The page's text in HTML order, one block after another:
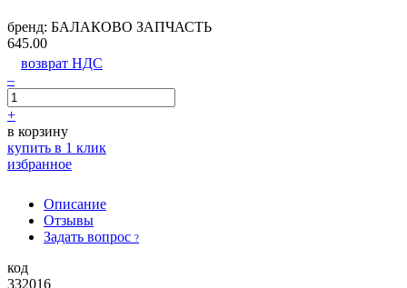
бренд: БАЛАКОВО ЗАПЧАСТЬ
645.00
возврат НДС
–
+
в корзину
купить в 1 клик
избранное
Описание
Отзывы
Задать вопрос ?
код
332016